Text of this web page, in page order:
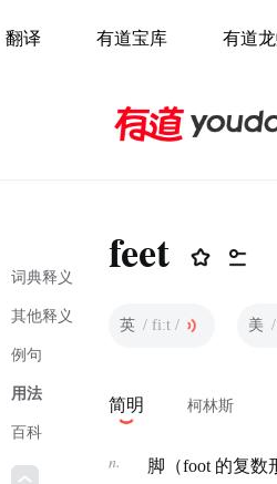
翻译 有道宝库 有道
词典释义
其他释义
例句
用法
百科
feet
英 / fiːt / 美
简明 柯林斯
n. 脚（foot 的复数